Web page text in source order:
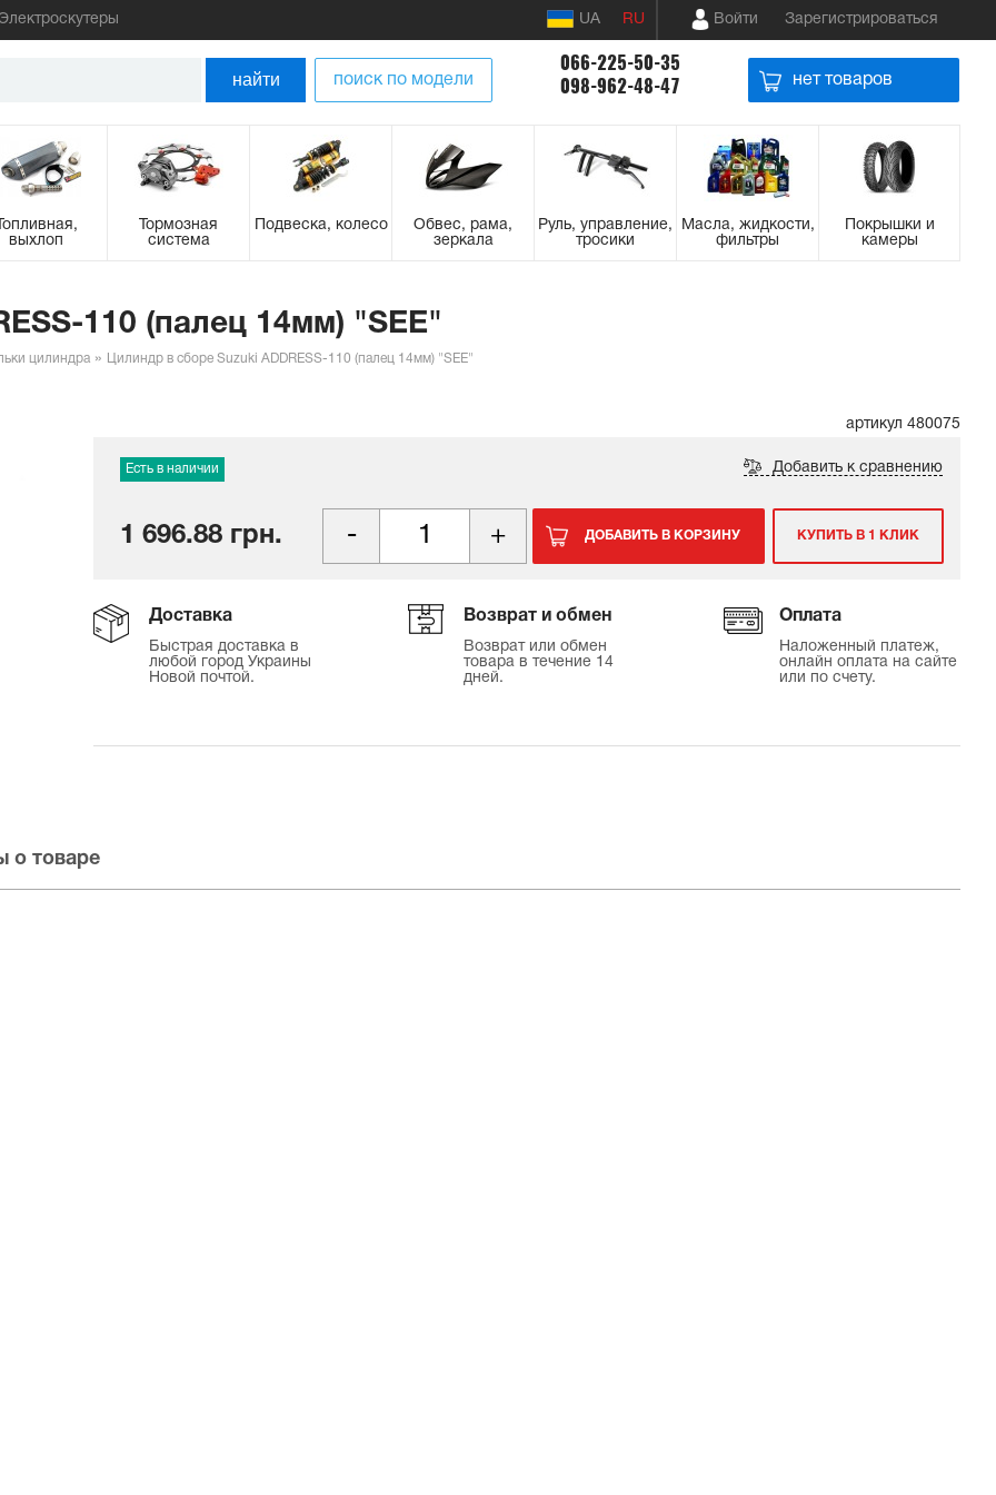
Электроскутеры UA RU Войти Зарегистрироваться
найти поиск по модели
066-225-50-35
098-962-48-47
нет товаров
выхлоп
Тормозная
система
Подвеска, колесо
Обвес, рама,
зеркала
Руль, управление,
тросики
Масла, жидкости,
фильтры
Покрышки и
камеры
110 (палец 14мм) "SEE"
цилиндра Цилиндр в сборе Suzuki ADDRESS-110 (палец 14мм) "SEE"
артикул 480075
Есть в наличии Добавить к сравнению
1 696.88 грн. ДОБАВИТЬ В КОРЗИНУ КУПИТЬ В 1 КЛИК
Доставка
Быстрая доставка в
любой город Украины
Новой почтой.
Возврат и обмен
Возврат или обмен
товара в течение 14
дней.
Оплата
Наложенный платеж,
онлайн оплата на сайте
или по счету.
о товаре